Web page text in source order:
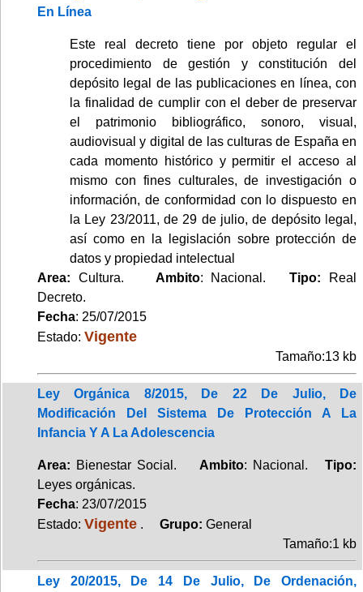
En Línea
Este real decreto tiene por objeto regular el
procedimiento de gestión y constitución del
depósito legal de las publicaciones en línea, con
la finalidad de cumplir con el deber de preservar
el patrimonio bibliográfico, sonoro, visual,
audiovisual y digital de las culturas de España en
cada momento histórico y permitir el acceso al
mismo con fines culturales, de investigación o
información, de conformidad con lo dispuesto en
la Ley 23/2011, de 29 de julio, de depósito legal,
así como en la legislación sobre protección de
datos y propiedad intelectual
Area: Cultura. Ambito: Nacional.Tipo:
Real
Decreto.
Fecha: 25/07/2015
Estado: Vigente
Tamaño:13 kb
Ley Orgánica 8/2015, De 22 De Julio, De
Modificación Del Sistema De Protección A La
Infancia Y A La Adolescencia
Area: Bienestar Social. Ambito: Nacional. Tipo:
Leyes orgánicas.
Fecha: 23/07/2015
Estado: Vigente . Grupo: General
Tamaño:1 kb
Ley 20/2015, De 14 De Julio, De Ordenación,